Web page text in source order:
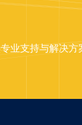
业支持与解决